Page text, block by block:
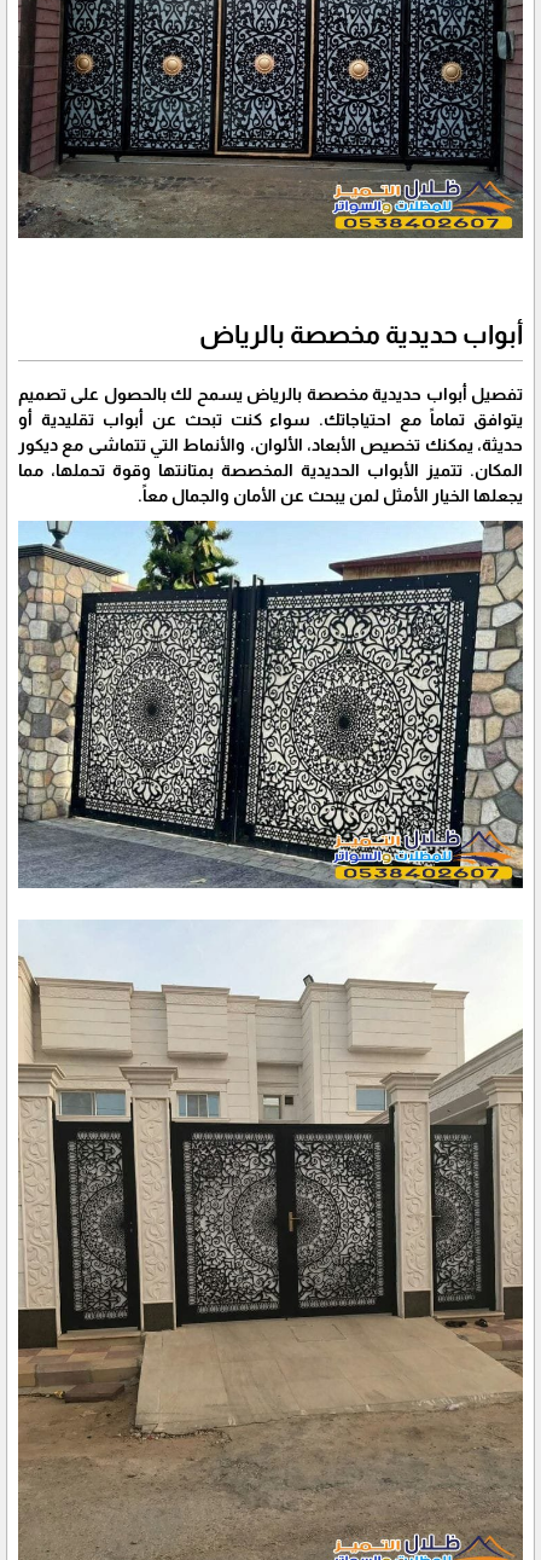
أبواب حديدية مخصصة بالرياض
تفصيل أبواب حديدية مخصصة بالرياض يسمح لك بالحصول على تصميم
يتوافق تماماً مع احتياجاتك. سواء كنت تبحث عن أبواب تقليدية أو
حديثة، يمكنك تخصيص الأبعاد، الألوان، والأنماط التي تتماشى مع ديكور
المكان. تتميز الأبواب الحديدية المخصصة بمتانتها وقوة تحملها، مما
يجعلها الخيار الأمثل لمن يبحث عن الأمان والجمال معاً.